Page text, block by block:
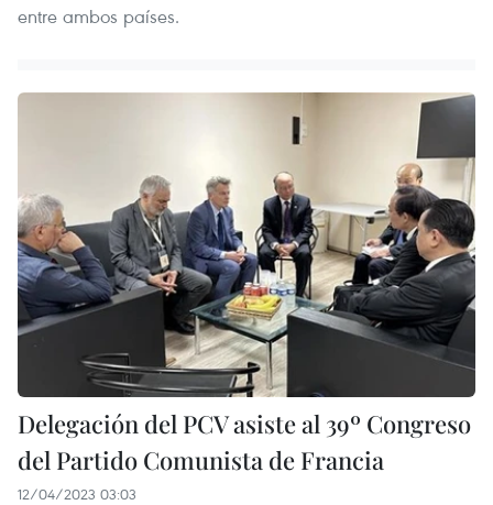
entre ambos países.
Delegación del PCV asiste al 39º Congreso
del Partido Comunista de Francia
12/04/2023 03:03